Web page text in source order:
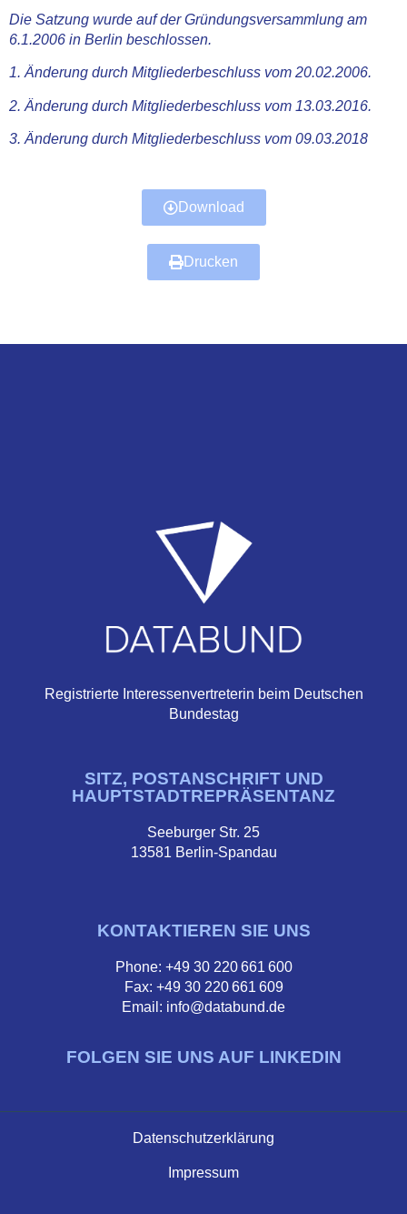
Die Satzung wurde auf der Gründungsversammlung am
6.1.2006 in Berlin beschlossen.
1. Änderung durch Mitgliederbeschluss vom 20.02.2006.
2. Änderung durch Mitgliederbeschluss vom 13.03.2016.
3. Änderung durch Mitgliederbeschluss vom 09.03.2018
Download
Drucken
Registrierte Interessenvertreterin beim Deutschen
Bundestag
SITZ, POSTANSCHRIFT UND
HAUPTSTADTREPRÄSENTANZ
Seeburger Str. 25
13581 Berlin-Spandau
KONTAKTIEREN SIE UNS
Phone: +49 30 220 661 600
Fax: +49 30 220 661 609
Email: info@databund.de
FOLGEN SIE UNS AUF LINKEDIN
Datenschutzerklärung
Impressum